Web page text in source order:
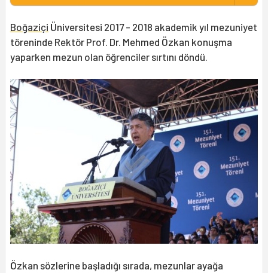
Boğaziçi Üniversitesi 2017 - 2018 akademik yıl mezuniyet
töreninde Rektör Prof. Dr. Mehmed Özkan konuşma
yaparken mezun olan öğrenciler sırtını döndü.
Özkan sözlerine başladığı sırada, mezunlar ayağa